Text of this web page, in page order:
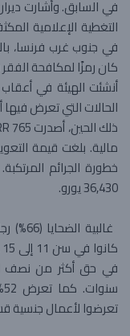
في السابق. وأشارت
التغطية الإعلامية
في جنوب غرب فرنسا،
كان رمزًا لمكافحة
الحالات التي تعرض
خطورة الجرائم
36,430 يورو.
تعرضوا لأعمال جنسية